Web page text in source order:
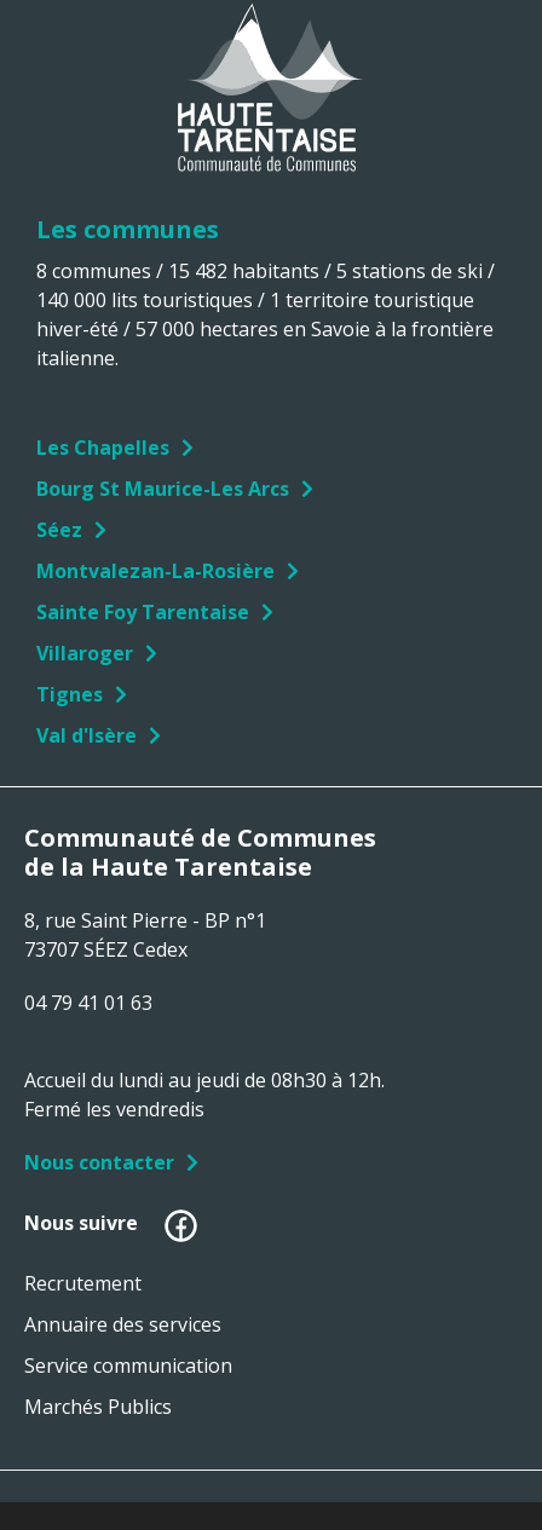
Les communes
8 communes / 15 482 habitants / 5 stations de ski /
140 000 lits touristiques / 1 territoire touristique
hiver-été / 57 000 hectares en Savoie à la frontière
italienne.
Les Chapelles
Bourg St Maurice-Les Arcs
Séez
Montvalezan-La-Rosière
Sainte Foy Tarentaise
Villaroger
Tignes
Val d'Isère
Communauté de Communes
de la Haute Tarentaise
8, rue Saint Pierre - BP n°1
73707 SÉEZ Cedex
04 79 41 01 63
Accueil du lundi au jeudi de 08h30 à 12h.
Fermé les vendredis
Nous contacter
Nous suivre
Recrutement
Annuaire des services
Service communication
Marchés Publics